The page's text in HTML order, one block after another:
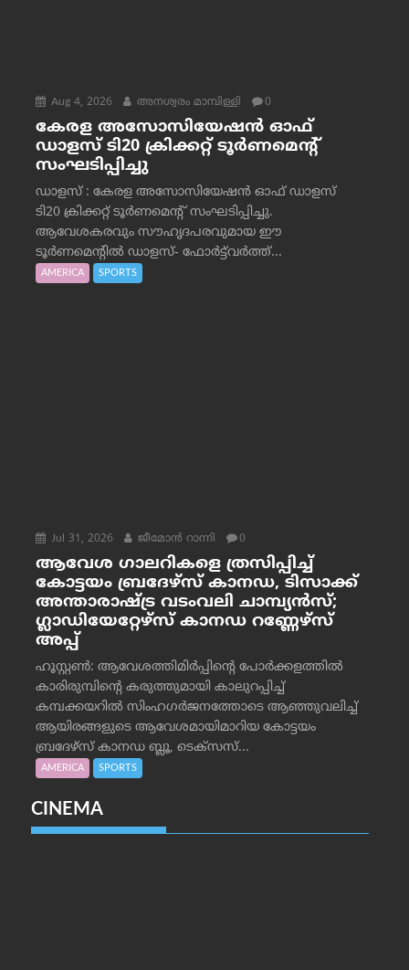
Aug 4, 2026 അനശ്വരം മാമ്പിള്ളി 0
കേരള അസോസിയേഷൻ ഓഫ്
ഡാളസ് ടി20 ക്രിക്കറ്റ് ടൂർണമെന്റ്
സംഘടിപ്പിച്ചു
ഡാളസ് : കേരള അസോസിയേഷൻ ഓഫ് ഡാളസ്
ടി20 ക്രിക്കറ്റ് ടൂർണമെന്റ് സംഘടിപ്പിച്ചു.
ആവേശകരവും സൗഹൃദപരവുമായ ഈ
ടൂർണമെന്റിൽ ഡാളസ്- ഫോർട്ട്‌വര്‍ത്ത്...
AMERICA SPORTS
Jul 31, 2026 ജീമോന്‍ റാന്നി 0
ആവേശ ഗാലറികളെ ത്രസിപ്പിച്ച്
കോട്ടയം ബ്രദേഴ്‌സ് കാനഡ, ടിസാക്ക്
അന്താരാഷ്ട്ര വടംവലി ചാമ്പ്യന്‍സ്;
ഗ്ലാഡിയേറ്റേഴ്‌സ് കാനഡ റണ്ണേഴ്‌സ്
അപ്പ്
ഹൂസ്റ്റണ്‍: ആവേശത്തിമിര്‍പ്പിന്റെ പോര്‍ക്കളത്തില്‍
കാരിരുമ്പിന്റെ കരുത്തുമായി കാലുറപ്പിച്ച്
കമ്പക്കയറില്‍ സിംഹഗര്‍ജനത്തോടെ ആഞ്ഞുവലിച്ച്
ആയിരങ്ങളുടെ ആവേശമായിമാറിയ കോട്ടയം
ബ്രദേഴ്‌സ് കാനഡ ബ്ലൂ, ടെക്‌സസ്...
AMERICA SPORTS
CINEMA